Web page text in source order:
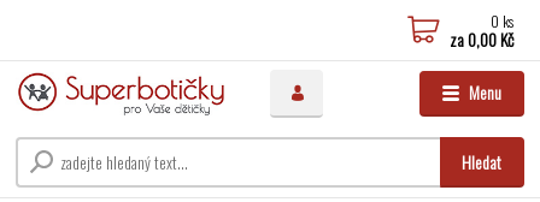
Menu
Hledat
0 ks
za0,00 Kč